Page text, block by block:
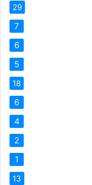
29
7
6
5
18
6
4
2
1
13